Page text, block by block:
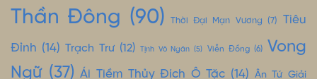
Thần Đông (90) Thời Đại Mạn Vương (7) Tiêu
Đỉnh (14) Trạch Trư(12) Tịnh Vô Ngân (5) Viễn Đồng (6) Vong
Ngữ(37) Ái Tiềm Thủy Đích Ô Tặc (14) Ân Tứ Giải